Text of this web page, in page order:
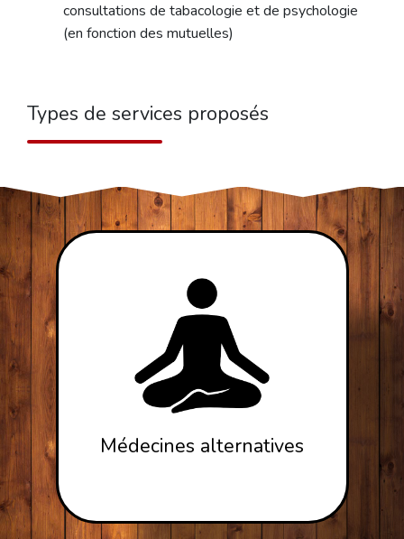
consultations de tabacologie et de psychologie
(en fonction des mutuelles)
Types de services proposés
Médecines alternatives